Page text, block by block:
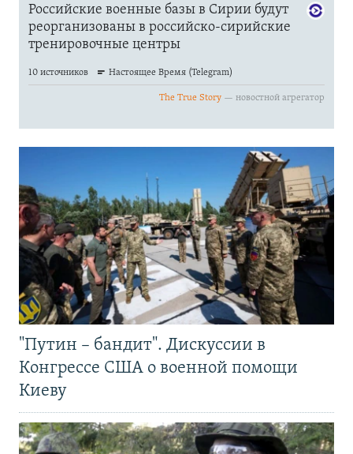
"Путин – бандит". Дискуссии в
Конгрессе США о военной помощи
Киеву